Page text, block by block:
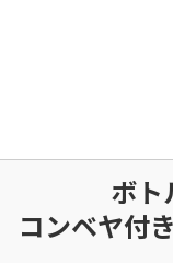
ボト
コンベヤ付